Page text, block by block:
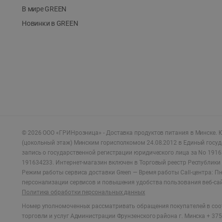
В мире GREEN
Новинки в GREEN
© 2026 ООО «ГРИНрозница» - Доставка продуктов питания в Минске.
(цокольный этаж) Минским горисполкомом 24.08.2012 в Единый
запись о государственной регистрации юридического лица за No
191634233. Интернет-магазин включен в Торговый реестр
Режим работы сервиса доставки Green — Время работы Call-центра:
персонализации сервисов и повышения удобства пользования веб-
Политика обработки персональных данных
Номер уполномоченных рассматривать обращения покупателей в
торговли и услуг Администрации Фрунзенского района г. Минска +